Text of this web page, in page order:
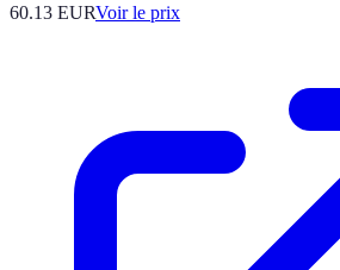
60.13 EURVoir le prix